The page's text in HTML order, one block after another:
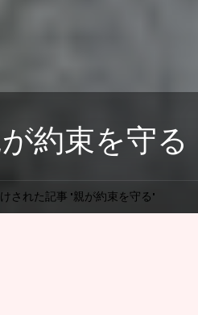
プ
約束を守る
された記事 "親が約束を守る"